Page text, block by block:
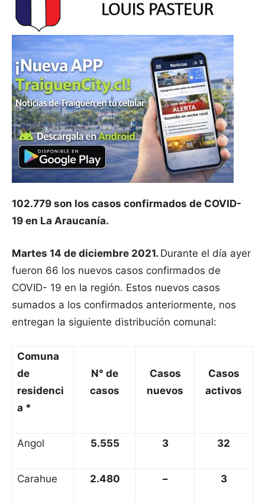
102.779 son los casos confirmados de COVID-
19 en La Araucanía.
Martes 14 de diciembre 2021. Durante el día ayer
fueron 66 los nuevos casos confirmados de
COVID- 19 en la región. Estos nuevos casos
sumados a los confirmados anteriormente, nos
entregan la siguiente distribución comunal:
Comuna
de
residenci
a *
N° de
casos
Casos
nuevos
Casos
activos
Angol 5.555 3 32
Carahue 2.480 – 3